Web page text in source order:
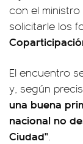
con el
solicitarle los
El encuentro
y, según
una buena
nacional no
Ciudad".